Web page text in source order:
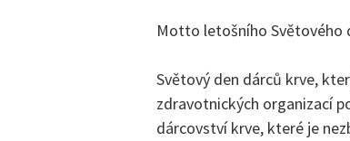
Motto letošního Světového
Světový den dárců krve,
zdravotnických organizací
dárcovství krve, které je